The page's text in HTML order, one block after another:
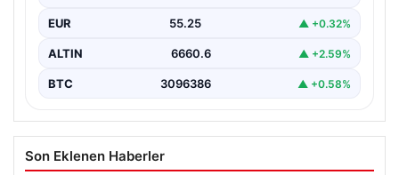
alan…
EUR 55.25 ▲ +0.32%
ALTIN 6660.6 ▲ +2.59%
BTC 3096386 ▲ +0.58%
Son Eklenen Haberler